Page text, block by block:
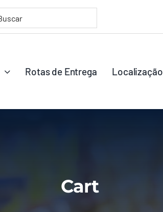
Rotas de Entrega Localização
Cart